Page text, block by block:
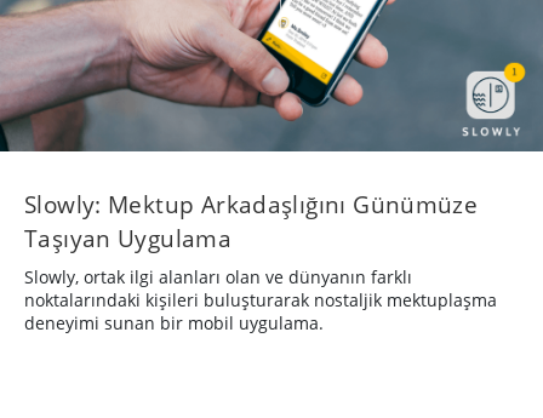
Slowly: Mektup Arkadaşlığını Günümüze
Taşıyan Uygulama
Slowly, ortak ilgi alanları olan ve dünyanın farklı
noktalarındaki kişileri buluşturarak nostaljik mektuplaşma
deneyimi sunan bir mobil uygulama.